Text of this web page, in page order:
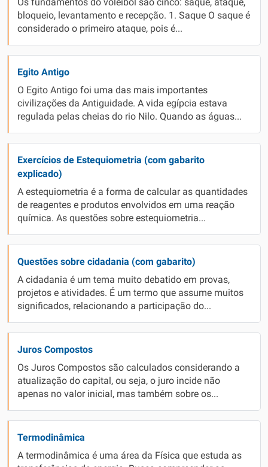
Os fundamentos do voleibol são cinco: saque, ataque,
bloqueio, levantamento e recepção. 1. Saque O saque é
considerado o primeiro ataque, pois é...
Egito Antigo
O Egito Antigo foi uma das mais importantes
civilizações da Antiguidade. A vida egípcia estava
regulada pelas cheias do rio Nilo. Quando as águas...
Exercícios de Estequiometria (com gabarito
explicado)
A estequiometria é a forma de calcular as quantidades
de reagentes e produtos envolvidos em uma reação
química. As questões sobre estequiometria...
Questões sobre cidadania (com gabarito)
A cidadania é um tema muito debatido em provas,
projetos e atividades. É um termo que assume muitos
significados, relacionando a participação do...
Juros Compostos
Os Juros Compostos são calculados considerando a
atualização do capital, ou seja, o juro incide não
apenas no valor inicial, mas também sobre os...
Termodinâmica
A termodinâmica é uma área da Física que estuda as